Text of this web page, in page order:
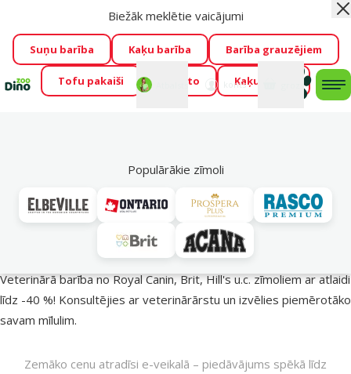
Visu mēnesi Dino Zoo piedāvā lieliskas cenas mīluļu TOP
barībām! 🍖→Skatīt piedāvājumu!
Fotokonkurss “GADA ŪSAIŅI”!
Varbūt tieši Tavs mīlulis
būs 2027. gada zvaigzne
→Piedalīties
Mans
konts
Biežāk meklētie vaicājumi
Suņu barība Kaķu barība Barība grauzējiem
Tofu pakaiši Foresto Kaķu mājas
Populārākie zīmoli
Veterinārā barība – Izdevīgi!
Veterinārā barība no Royal Canin, Brit, Hill's u.c. zīmoliem ar atlaidi
līdz -40 %! Konsultējies ar veterinārārstu un izvēlies piemērotāko
savam mīlulim.
Zemāko cenu atradīsi e-veikalā – piedāvājums spēkā līdz